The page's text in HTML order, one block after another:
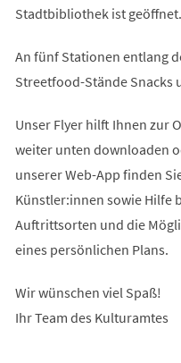
Stadtbibliothek ist geöffnet.
An fünf Stationen entlang
Streetfood-Stände Snacks
Unser Flyer hilft Ihnen zur
weiter unten downloaden
unserer Web-App finden
Künstler:innen sowie Hilfe
Auftrittsorten und die
eines persönlichen Plans.
Wir wünschen viel Spaß!
Ihr Team des Kulturamtes